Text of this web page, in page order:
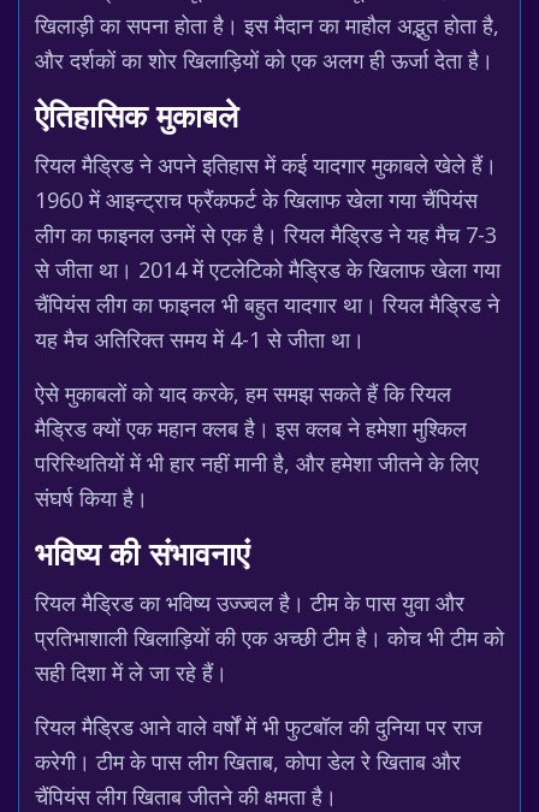
खिलाड़ी का सपना होता है। इस मैदान का माहौल अद्भुत होता है,
और दर्शकों का शोर खिलाड़ियों को एक अलग ही ऊर्जा देता है।
ऐतिहासिक मुकाबले
रियल मैड्रिड ने अपने इतिहास में कई यादगार मुकाबले खेले हैं।
1960 में आइन्ट्राच फ्रैंकफर्ट के खिलाफ खेला गया चैंपियंस
लीग का फाइनल उनमें से एक है। रियल मैड्रिड ने यह मैच 7-3
से जीता था। 2014 में एटलेटिको मैड्रिड के खिलाफ खेला गया
चैंपियंस लीग का फाइनल भी बहुत यादगार था। रियल मैड्रिड ने
यह मैच अतिरिक्त समय में 4-1 से जीता था।
ऐसे मुकाबलों को याद करके, हम समझ सकते हैं कि रियल
मैड्रिड क्यों एक महान क्लब है। इस क्लब ने हमेशा मुश्किल
परिस्थितियों में भी हार नहीं मानी है, और हमेशा जीतने के लिए
संघर्ष किया है।
भविष्य की संभावनाएं
रियल मैड्रिड का भविष्य उज्ज्वल है। टीम के पास युवा और
प्रतिभाशाली खिलाड़ियों की एक अच्छी टीम है। कोच भी टीम को
सही दिशा में ले जा रहे हैं।
रियल मैड्रिड आने वाले वर्षों में भी फुटबॉल की दुनिया पर राज
करेगी। टीम के पास लीग खिताब, कोपा डेल रे खिताब और
चैंपियंस लीग खिताब जीतने की क्षमता है।